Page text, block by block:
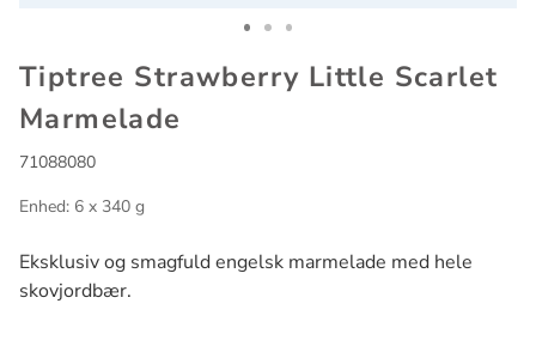
Tiptree Strawberry Little Scarlet
Marmelade
71088080
Enhed: 6 x 340 g
Eksklusiv og smagfuld engelsk marmelade med hele
skovjordbær.